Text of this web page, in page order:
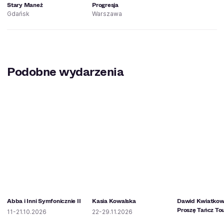
Stary Maneż
Gdańsk
Progresja
Warszawa
Podobne wydarzenia
Abba i Inni Symfonicznie II
11-21.10.2026
Kasia Kowalska
22-29.11.2026
Dawid
Proszę Tańcz